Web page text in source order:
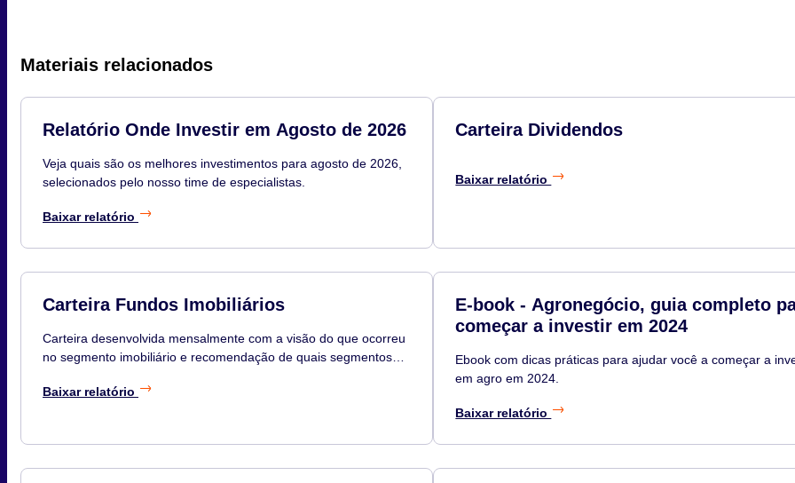
Materiais relacionados
Relatório Onde Investir em Agosto de 2026
Veja quais são os melhores investimentos para agosto de 2026,
selecionados pelo nosso time de especialistas.
Baixar relatório
Carteira Dividendos
Baixar relatório
Carteira Fundos Imobiliários
Carteira desenvolvida mensalmente com a visão do que ocorreu
no segmento imobiliário e recomendação de quais segmentos
os principais ativos do segmento para compor a sua posição.
Baixar relatório
E-book - Agronegócio, guia completo
começar a investir em 2024
Ebook com dicas práticas para ajudar você a começar a
em agro em 2024.
Baixar relatório